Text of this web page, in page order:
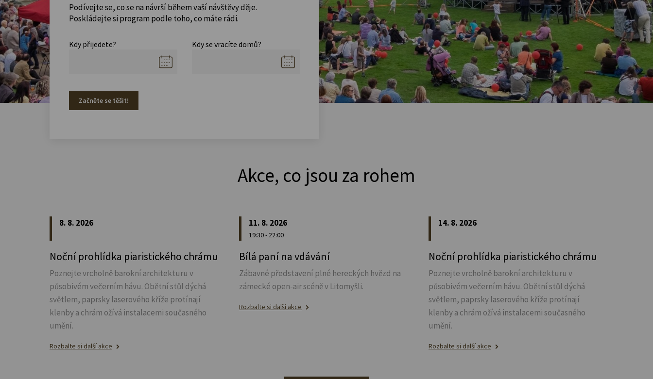
Podívejte se, co se na návrší během vaší návštěvy děje.
Poskládejte si program podle toho, co máte rádi.
Kdy přijedete? Kdy se vracíte domů?
Začněte se těšit!
Akce, co jsou za rohem
8. 8. 2026
Noční prohlídka piaristického chrámu
Poznejte vrcholně barokní architekturu v
působivém večerním hávu. Obětní stůl dýchá
světlem, paprsky laserového kříže protínají
klenby a chrám ožívá instalacemi současného
umění.
Rozbalte si další akce
11. 8. 2026
19:30 - 22:00
Bílá paní na vdávání
Zábavné představení plné hereckých hvězd na
zámecké open-air scéně v Litomyšli.
Rozbalte si další akce
14. 8. 2026
Noční prohlídka piaristického chrámu
Poznejte vrcholně barokní architekturu v
působivém večerním hávu. Obětní stůl dýchá
světlem, paprsky laserového kříže protínají
klenby a chrám ožívá instalacemi současného
umění.
Rozbalte si další akce